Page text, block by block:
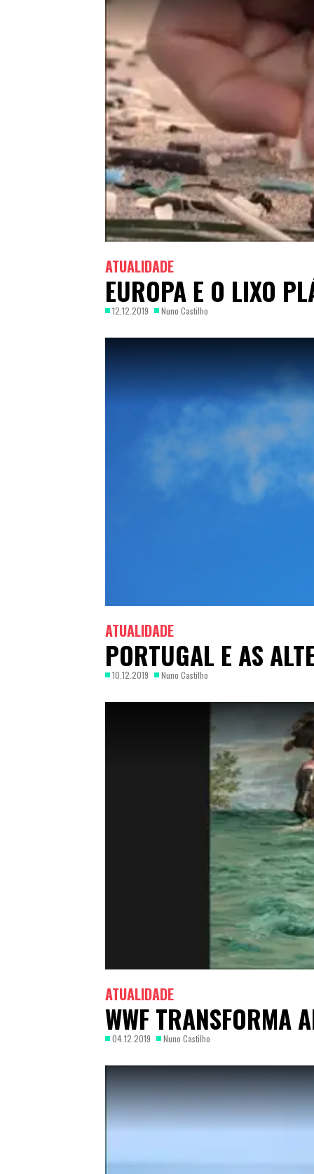
ATUALIDADE
EUROPA E O LIXO
12.12.2019 Nuno Castilho
ATUALIDADE
PORTUGAL E AS
10.12.2019 Nuno Castilho
ATUALIDADE
WWF TRANSFORMA
04.12.2019 Nuno Castilho